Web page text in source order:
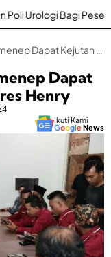
Kesehatan
Pasca Dilantik, AWDI Sumenep Dapat Kejutan Ini dari Kapolres Henry
Dapat
Henry
Ikuti Kami
GoogleNews